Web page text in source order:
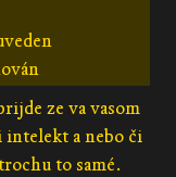
ze va vasom
intelekt a nebo či
to samé.